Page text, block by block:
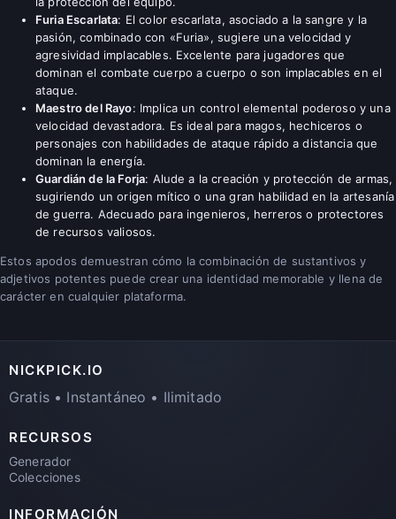
Furia Escarlata: El color escarlata, asociado a la sangre y la
pasión, combinado con «Furia», sugiere una velocidad y
agresividad implacables. Excelente para jugadores que
dominan el combate cuerpo a cuerpo o son implacables en el
ataque.
Maestro del Rayo: Implica un control elemental poderoso y una
velocidad devastadora. Es ideal para magos, hechiceros o
personajes con habilidades de ataque rápido a distancia que
dominan la energía.
Guardián de la Forja: Alude a la creación y protección de armas,
sugiriendo un origen mítico o una gran habilidad en la artesanía
de guerra. Adecuado para ingenieros, herreros o protectores
de recursos valiosos.
Estos apodos demuestran cómo la combinación de sustantivos y
adjetivos potentes puede crear una identidad memorable y llena de
carácter en cualquier plataforma.
NICKPICK.IO
Gratis • Instantáneo • Ilimitado
RECURSOS
Generador
Colecciones
INFORMACIÓN